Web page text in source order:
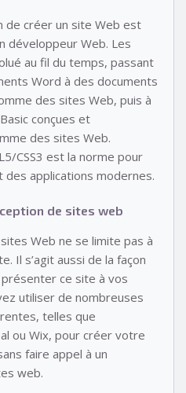
de créer un site Web est
développeur Web. Les
au fil du temps, passant
Word à des documents
des sites Web, puis à
conçues et
des sites Web.
CSS3 est la norme pour
applications modernes.
de sites web
Web ne se limite pas à
Il s’agit aussi de la façon
ce site à vos
utiliser de nombreuses
telles que
ou Wix, pour créer votre
faire appel à un
web.